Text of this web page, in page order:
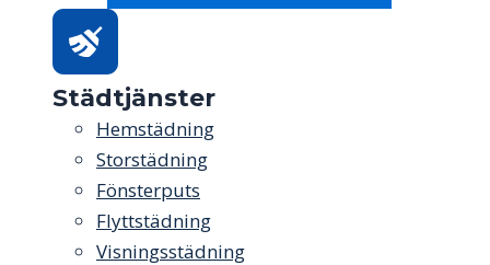
Städtjänster
Hemstädning
Storstädning
Fönsterputs
Flyttstädning
Visningsstädning